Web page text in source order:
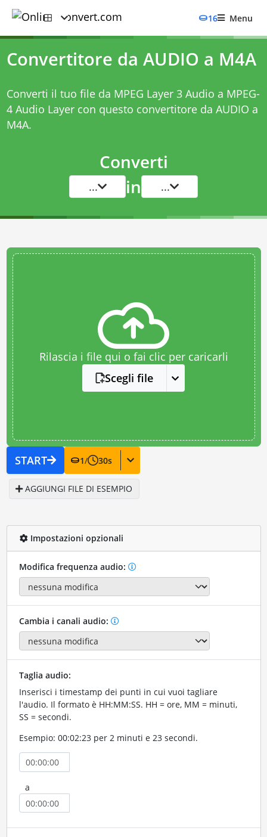
16 Menu
Convertitore da AUDIO a M4A
Converti il tuo file da MPEG Layer 3 Audio a MPEG-
4 Audio Layer con questo convertitore da AUDIO a
M4A.
Converti
... in ...
Rilascia i file qui o fai clic per caricarli
Scegli file
START 1/ 30s
AGGIUNGI FILE DI ESEMPIO
Impostazioni opzionali
Modifica frequenza audio:
Cambia i canali audio:
Taglia audio:
Inserisci i timestamp dei punti in cui vuoi tagliare
l'audio. Il formato è HH:MM:SS. HH = ore, MM = minuti,
SS = secondi.
Esempio: 00:02:23 per 2 minuti e 23 secondi.
a